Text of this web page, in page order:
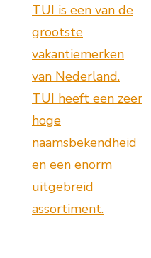
TUI is een van de
grootste
vakantiemerken
van Nederland.
TUI heeft een zeer
hoge
naamsbekendheid
en een enorm
uitgebreid
assortiment.